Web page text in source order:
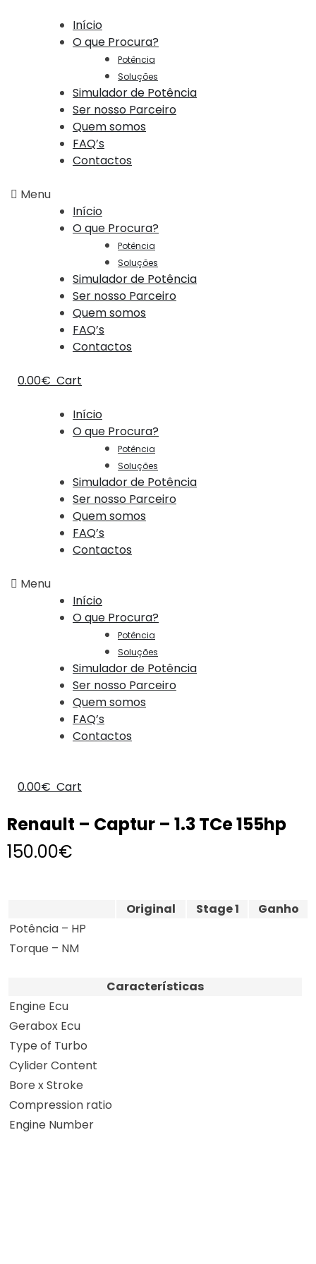
Início
O que Procura?
Potência
Soluções
Simulador de Potência
Ser nosso Parceiro
Quem somos
FAQ’s
Contactos
Menu
Início
O que Procura?
Potência
Soluções
Simulador de Potência
Ser nosso Parceiro
Quem somos
FAQ’s
Contactos
0.00€ Cart
Início
O que Procura?
Potência
Soluções
Simulador de Potência
Ser nosso Parceiro
Quem somos
FAQ’s
Contactos
Menu
Início
O que Procura?
Potência
Soluções
Simulador de Potência
Ser nosso Parceiro
Quem somos
FAQ’s
Contactos
0.00€ Cart
Renault – Captur – 1.3 TCe 155hp
150.00€
Original Stage 1
Ganho
Potência – HP
Torque – NM
Características
Engine Ecu
Gerabox Ecu
Type of Turbo
Cylider Content
Bore x Stroke
Compression ratio
Engine Number